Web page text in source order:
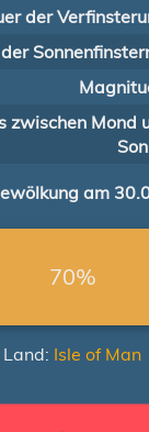
der
zwischen Mond
am
70%
Land: Isle of Man